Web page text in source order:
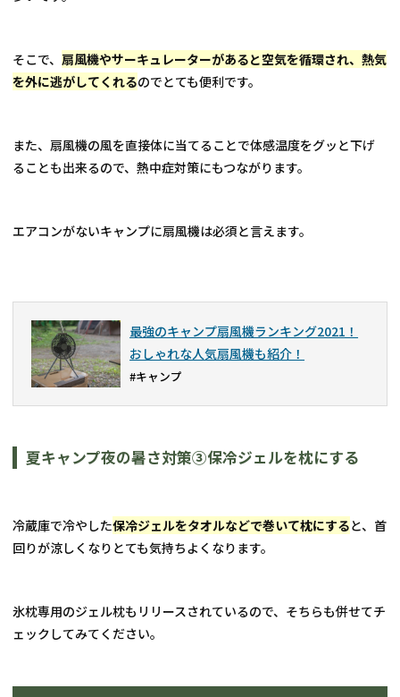
そこで、扇風機やサーキュレーターがあると空気を循環され、熱気
を外に逃がしてくれるのでとても便利です。
また、扇風機の風を直接体に当てることで体感温度をグッと下げ
ることも出来るので、熱中症対策にもつながります。
エアコンがないキャンプに扇風機は必須と言えます。
最強のキャンプ扇風機ランキング2021！
おしゃれな人気扇風機も紹介！
#キャンプ
夏キャンプ夜の暑さ対策③保冷ジェルを枕にする
冷蔵庫で冷やした保冷ジェルをタオルなどで巻いて枕にすると、首
回りが涼しくなりとても気持ちよくなります。
氷枕専用のジェル枕もリリースされているので、そちらも併せてチ
ェックしてみてください。